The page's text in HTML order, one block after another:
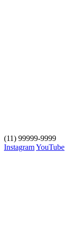
(11) 99999-9999
InstagramYouTube